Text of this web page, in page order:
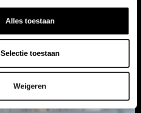
Alles toestaan
Selectie toestaan
Weigeren